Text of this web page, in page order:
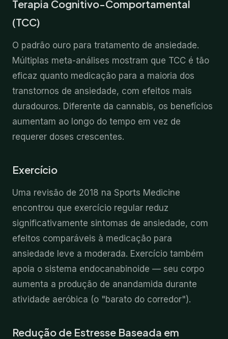
Terapia Cognitivo-Comportamental
(TCC)
O padrão ouro para tratamento de ansiedade.
Múltiplas meta-análises mostram que TCC é tão
eficaz quanto medicação para a maioria dos
transtornos de ansiedade, com efeitos mais
duradouros. Diferente da cannabis, os benefícios
aumentam ao longo do tempo em vez de
requerer doses crescentes.
Exercício
Uma revisão de 2018 na Sports Medicine
encontrou que exercício regular reduz
significativamente sintomas de ansiedade, com
efeitos comparáveis à medicação para
ansiedade leve a moderada. Exercício também
apoia o sistema endocanabinoide — seu corpo
aumenta a produção de anandamida durante
atividade aeróbica (o "barato do corredor").
Redução de Estresse Baseada em